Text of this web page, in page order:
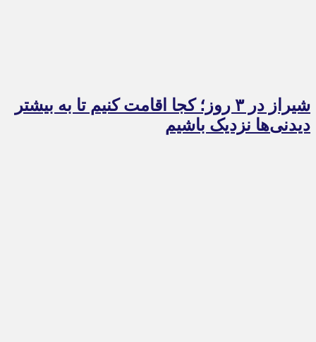
شیراز در ۳ روز؛ کجا اقامت کنیم تا به بیشتر
دیدنی‌ها نزدیک باشیم